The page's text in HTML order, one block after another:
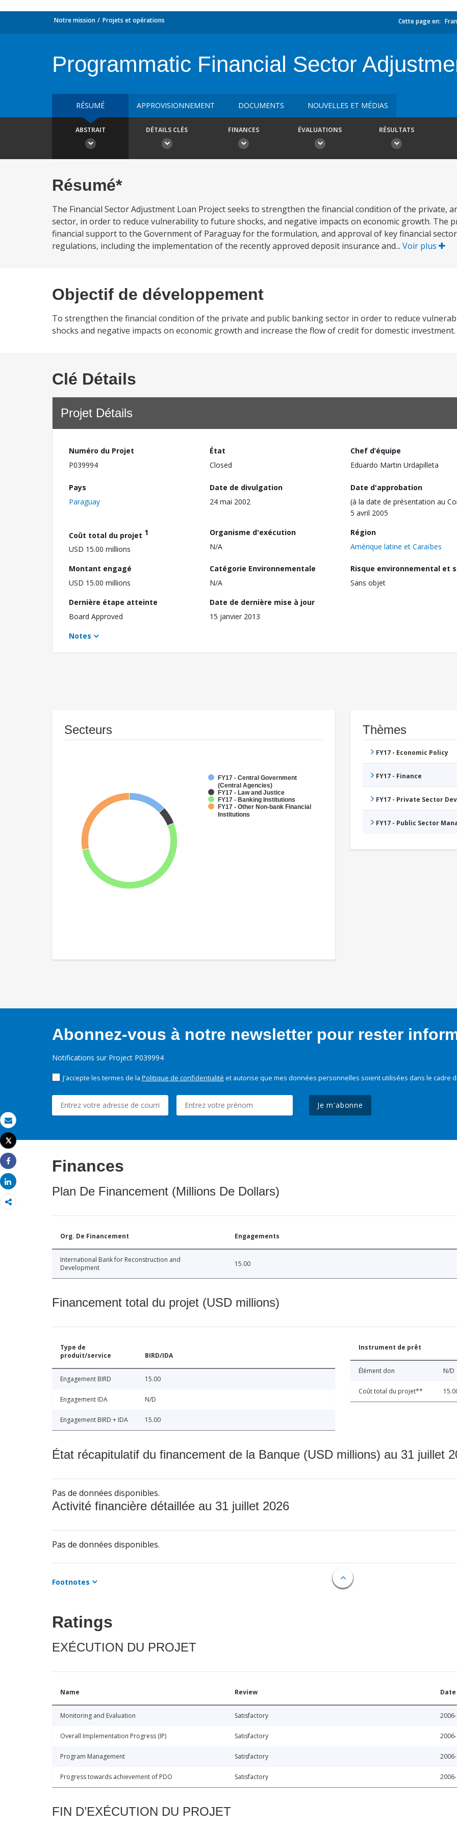
Email
Imprimer
Tweet
Share
Share
Notre mission Projets et opérations Cette page en:
Programmatic Financial Sector
RÉSUMÉ APPROVISIONNEMENT DOCUMENTS NOUVELLES ET MÉDIAS
ABSTRAIT DÉTAILS CLÉS FINANCES ÉVALUATIONS RÉSULTATS
Résumé*
The Financial Sector Adjustment Loan Project seeks to strengthen the financial condition of the private,
sector, in order to reduce vulnerability to future shocks, and negative impacts on economic growth. The
financial support to the Government of Paraguay for the formulation, and approval of key financial
regulations, including the implementation of the recently approved deposit insurance and... Voir plus
Objectif de développement
To strengthen the financial condition of the private and public banking sector in order to reduce
shocks and negative impacts on economic growth and increase the flow of credit for domestic investment.
Clé Détails
Projet Détails
Numéro du Projet
P039994
État
Closed
Chef d’équipe
Eduardo Martin Urdapilleta
Pays
Paraguay
Date de divulgation
24 mai 2002
Date d'approbation
(à la date de présentation au
5 avril 2005
Coût total du projet 1
USD 15.00 millions
Organisme d'exécution
N/A
Région
Amérique latine et Caraïbes
Montant engagé
USD 15.00 millions
Catégorie Environnementale
N/A
Risque environnemental et
Sans objet
Dernière étape atteinte
Board Approved
Date de dernière mise à jour
15 janvier 2013
Notes
Secteurs
FY17 - Central Government
(Central Agencies)
FY17 - Law and Justice
FY17 - Banking Institutions
FY17 - Other Non-bank Financial
Institutions
Thèmes
FY17 - Economic Policy
FY17 - Finance
FY17 - Private Sector
FY17 - Public Sector
Abonnez-vous à notre newsletter pour rester
Notifications sur Project P039994
J'accepte les termes de la Politique de confidentialité et autorise que mes données personnelles soient utilisées dans le cadre
Je m'abonne
Finances
Plan De Financement (Millions De Dollars)
Org. De Financement Engagements
International Bank for Reconstruction and
Development
15.00
Financement total du projet (USD millions)
Type de
produit/service
BIRD/IDA
Engagement BIRD 15.00
Engagement IDA N/D
Engagement BIRD + IDA 15.00
Instrument de prêt
Élément don N/D
Coût total du projet**
État récapitulatif du financement de la Banque (USD millions) au 31 juillet
Pas de données disponibles.
Activité financière détaillée au 31 juillet 2026
Pas de données disponibles.
Footnotes
Ratings
EXÉCUTION DU PROJET
Name Review Date
Monitoring and Evaluation Satisfactory
Overall Implementation Progress (IP) Satisfactory
Program Management Satisfactory
Progress towards achievement of PDO Satisfactory
FIN D’EXÉCUTION DU PROJET